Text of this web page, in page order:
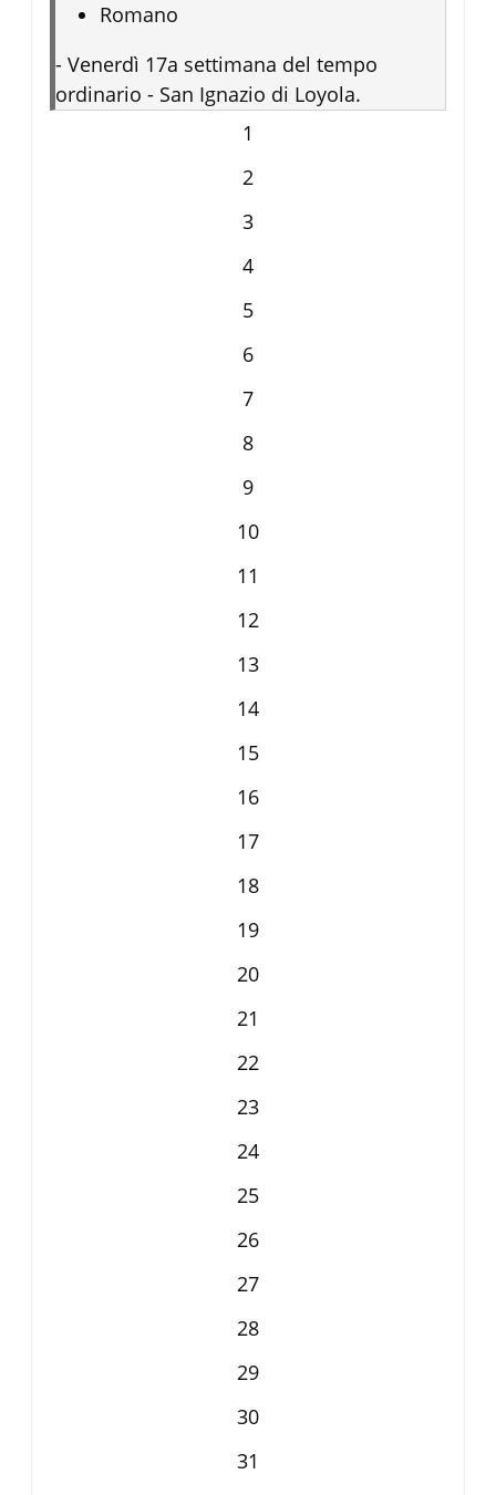
Romano
- Venerdì 17a settimana del tempo
ordinario - San Ignazio di Loyola.
1
2
3
4
5
6
7
8
9
10
11
12
13
14
15
16
17
18
19
20
21
22
23
24
25
26
27
28
29
30
31